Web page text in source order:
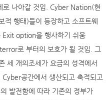
로 나아갈 것임. Cyber Nation(현
적 행태)들이 등장하고 소프트웨
Exit option을 행사하기 쉬움
로 부터의 보호가 될 것임. 그
세 개의조세가 요금의 성격에서
공간에서 생산되고 축적되고
발전함에 따라 기존의 정부가